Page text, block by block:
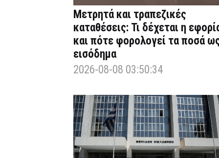
Μετρητά και τραπεζικές
καταθέσεις: Τι δέχεται η
και πότε φορολογεί τα ποσά
εισόδημα
2026-08-08 03:50:34